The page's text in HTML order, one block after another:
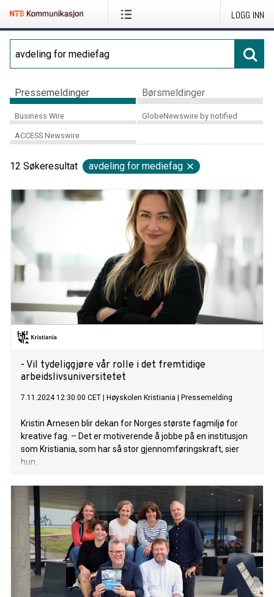
LOGG INN
Pressemeldinger Børsmeldinger
Business Wire GlobeNewswire by notified
ACCESS Newswire
12 Søkeresultat avdeling for mediefag
- Vil tydeliggjøre vår rolle i det fremtidige
arbeidslivsuniversitetet
7.11.2024 12:30:00 CET Høyskolen Kristiania Pressemelding
Kristin Arnesen blir dekan for Norges største fagmiljø for
kreative fag. – Det er motiverende å jobbe på en institusjon
som Kristiania, som har så stor gjennomføringskraft, sier
hun.